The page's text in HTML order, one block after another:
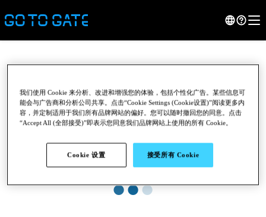
●●●
我们使用 Cookie 来分析、改进和增强您的体验，包括个性化广告。某些信息可
能会与广告商和分析公司共享。点击“Cookie Settings (Cookie设置)”阅读更多内
容，并定制适用于我们所有品牌网站的偏好。您可以随时撤回您的同意。点击
“Accept All (全部接受)”即表示您同意我们品牌网站上使用的所有 Cookie。
Cookie 设置 接受所有 Cookie